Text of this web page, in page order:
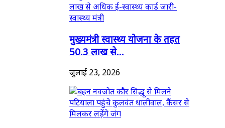
मुख्यमंत्री स्वास्थ्य योजना के तहत
50.3 लाख से...
जुलाई 23, 2026